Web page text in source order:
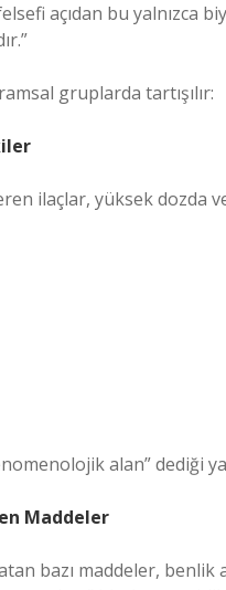
açıdan bu yalnızca
gruplarda tartışılır:
ilaçlar, yüksek dozda
alan” dediği
Maddeler
bazı maddeler, benlik